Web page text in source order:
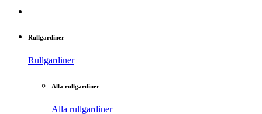
Rullgardiner
Rullgardiner
Alla rullgardiner
Alla rullgardiner